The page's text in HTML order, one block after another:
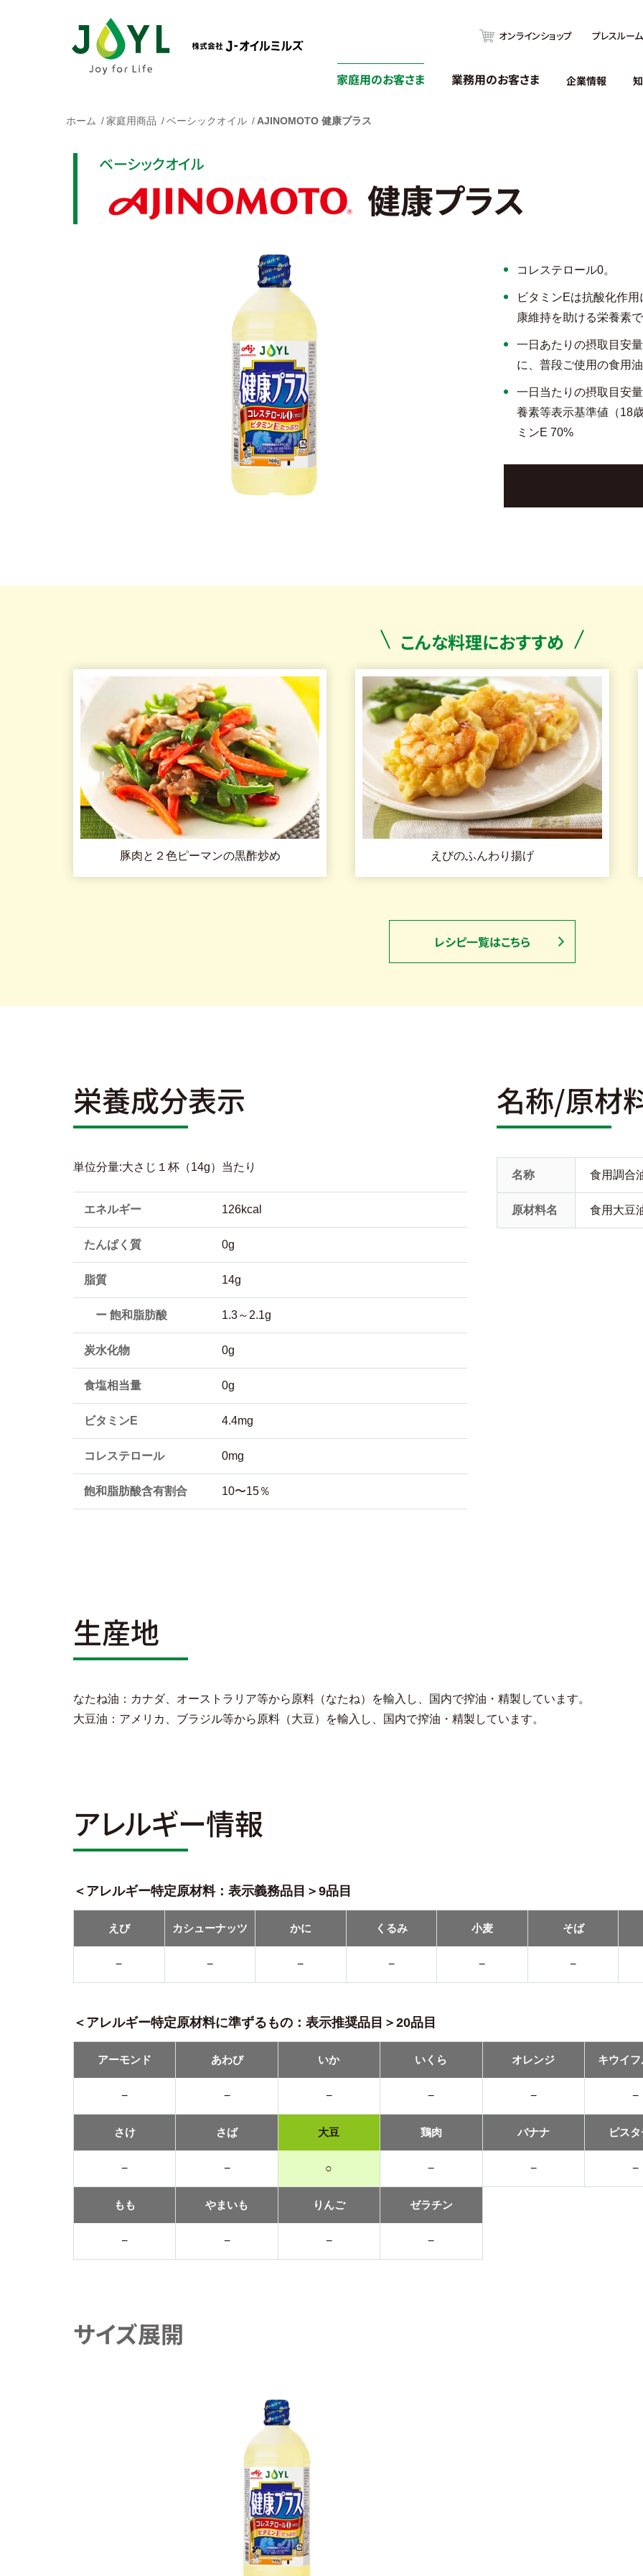
オンラインショップ プレスルーム
家庭用のお客さま 業務用のお客さま 企業情報
ホーム 家庭用商品 ベーシックオイル AJINOMOTO 健康プラス
ベーシックオイル
健康プラス
コレステロール0。
ビタミンEは抗酸化作
康維持を助ける栄養素で
一日あたりの摂取目安
に、普段ご使用の食用
一日当たりの摂取目安
養素等表示基準値（18
ミンE 70%
こんな料理におすすめ
豚肉と２色ピーマンの黒酢炒め えびのふんわり揚げ
レシピ一覧はこちら
栄養成分表示
単位分量:大さじ１杯（14g）当たり
エネルギー 126kcal
たんぱく質 0g
脂質 14g
ー 飽和脂肪酸 1.3～2.1g
炭水化物 0g
食塩相当量 0g
ビタミンE 4.4mg
コレステロール 0mg
飽和脂肪酸含有割合 10〜15％
名称/原材
名称 食用調合
原材料名 食用大豆
生産地
なたね油：カナダ、オーストラリア等から原料（なたね）を輸入し、国内で搾油・精製しています。
大豆油：アメリカ、ブラジル等から原料（大豆）を輸入し、国内で搾油・精製しています。
アレルギー情報
＜アレルギー特定原材料：表示義務品目＞9品目
えび
−
カシューナッツ
−
かに
−
くるみ
−
小⻨
−
そば
−
＜アレルギー特定原材料に準ずるもの：表示推奨品目＞20品目
アーモンド
−
あわび
−
いか
−
いくら
−
オレンジ
−
キウイ
−
さけ
−
さば
−
大豆
○
鶏肉
−
バナナ
−
ピス
−
もも
−
やまいも
−
りんご
−
ゼラチン
−
サイズ展開